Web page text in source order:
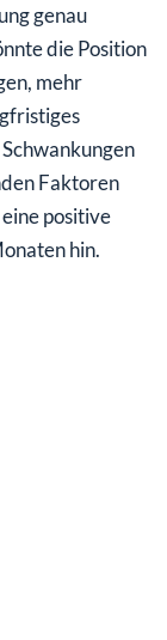
genau
die Position
mehr
Faktoren
positive
hin.